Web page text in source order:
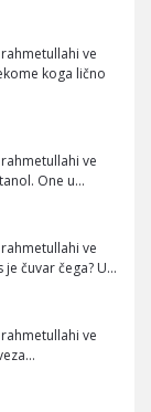
ve
koga lično
ve
One u…
ve
čuvar čega? U…
ve